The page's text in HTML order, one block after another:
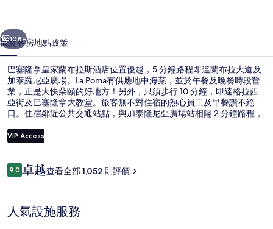
布
拉
斯
酒
店
相
集
時尚雙人或雙床房 | 客房景觀
個 下一個
108+
概覽客房地點政策
巴塞隆拿皇家蘭布拉斯酒店位置優越，5 分鐘路程即達蘭布拉大道及
加泰羅尼亞廣場。La Poma有供應地中海菜，並於午餐及晚餐時段營
業，正是大快朵頤的好地方！另外，只須步行 10 分鐘，即達格拉西
亞街及巴塞隆拿大教堂。旅客無不對住宿的熱心員工及早餐讚不絕
口。住宿鄰近公共交通站點，與加泰隆尼亞廣場站相隔 2 分鐘路程，
VIP Access
評
價
9.09.0 分，滿分 10 分，
卓越查看全部 1,052 則評價
人氣設施服務